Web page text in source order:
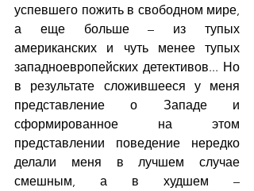
успевшего пожить в свободном мире,
а еще больше – из тупых
американских и чуть менее тупых
западноевропейских детективов... Но
в результате сложившееся у меня
представление о Западе и
сформированное на этом
представлении поведение нередко
делали меня в лучшем случае
смешным, а в худшем –